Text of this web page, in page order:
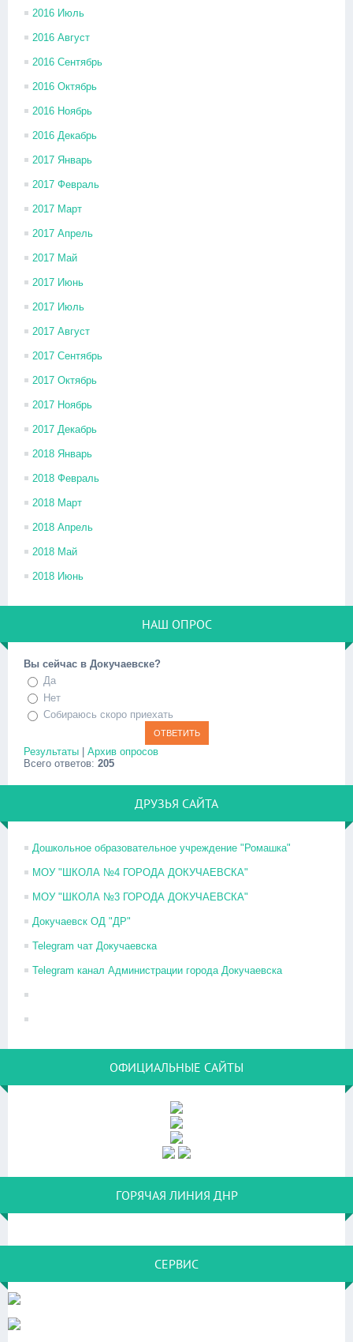
2016 Июль
2016 Август
2016 Сентябрь
2016 Октябрь
2016 Ноябрь
2016 Декабрь
2017 Январь
2017 Февраль
2017 Март
2017 Апрель
2017 Май
2017 Июнь
2017 Июль
2017 Август
2017 Сентябрь
2017 Октябрь
2017 Ноябрь
2017 Декабрь
2018 Январь
2018 Февраль
2018 Март
2018 Апрель
2018 Май
2018 Июнь
НАШ ОПРОС
Вы сейчас в Докучаевске?
Да
Нет
Собираюсь скоро приехать
Результаты | Архив опросов
Всего ответов: 205
ДРУЗЬЯ САЙТА
Дошкольное образовательное учреждение "Ромашка"
МОУ "ШКОЛА №4 ГОРОДА ДОКУЧАЕВСКА"
МОУ "ШКОЛА №3 ГОРОДА ДОКУЧАЕВСКА"
Докучаевск ОД "ДР"
Telegram чат Докучаевска
Telegram канал Администрации города Докучаевска
ОФИЦИАЛЬНЫЕ САЙТЫ
ГОРЯЧАЯ ЛИНИЯ ДНР
СЕРВИС